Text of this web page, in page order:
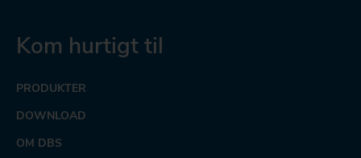
Kom hurtigt til
PRODUKTER
DOWNLOAD
OM DBS